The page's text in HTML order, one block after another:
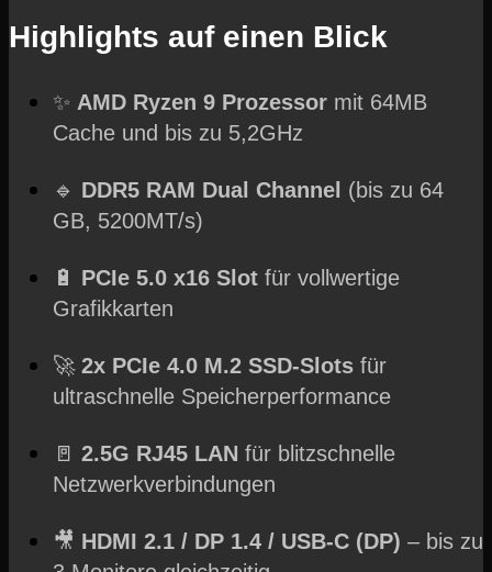
Highlights auf einen Blick
✨ AMD Ryzen 9 Prozessor mit 64MB
Cache und bis zu 5,2GHz
🔹 DDR5 RAM Dual Channel (bis zu 64
GB, 5200MT/s)
🔋 PCIe 5.0 x16 Slot für vollwertige
Grafikkarten
🚀 2x PCIe 4.0 M.2 SSD-Slots für
ultraschnelle Speicherperformance
🚪 2.5G RJ45 LAN für blitzschnelle
Netzwerkverbindungen
🎥 HDMI 2.1 / DP 1.4 / USB-C (DP) – bis zu